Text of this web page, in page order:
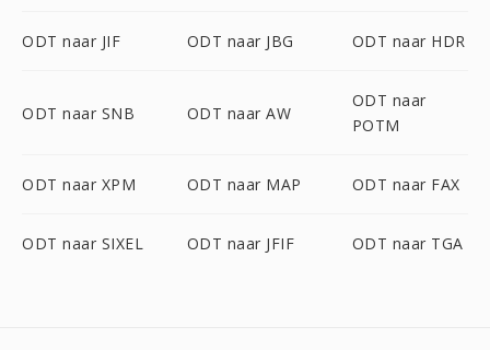
ODT naar JIF ODT naar JBG ODT naar HDR
ODT naar SNB ODT naar AW
ODT naar
POTM
ODT naar XPM ODT naar MAP ODT naar FAX
ODT naar SIXEL ODT naar JFIF ODT naar TGA